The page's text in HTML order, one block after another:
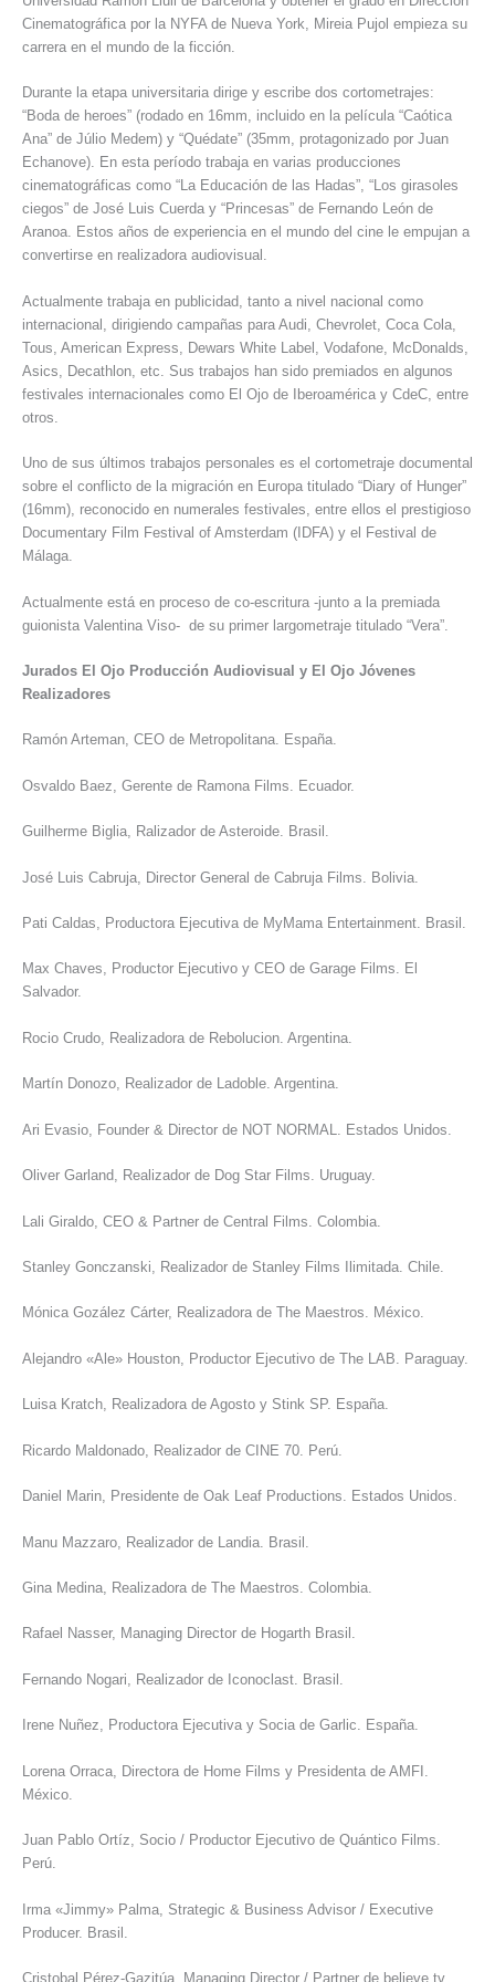
Cinematográfica por la NYFA de Nueva York, Mireia Pujol empieza su
carrera en el mundo de la ficción.
Durante la etapa universitaria dirige y escribe dos cortometrajes:
“Boda de heroes” (rodado en 16mm, incluido en la película “Caótica
Ana” de Júlio Medem) y “Quédate” (35mm, protagonizado por Juan
Echanove). En esta período trabaja en varias producciones
cinematográficas como “La Educación de las Hadas”, “Los girasoles
ciegos” de José Luis Cuerda y “Princesas” de Fernando León de
Aranoa. Estos años de experiencia en el mundo del cine le empujan a
convertirse en realizadora audiovisual.
Actualmente trabaja en publicidad, tanto a nivel nacional como
internacional, dirigiendo campañas para Audi, Chevrolet, Coca Cola,
Tous, American Express, Dewars White Label, Vodafone, McDonalds,
Asics, Decathlon, etc. Sus trabajos han sido premiados en algunos
festivales internacionales como El Ojo de Iberoamérica y CdeC, entre
otros.
Uno de sus últimos trabajos personales es el cortometraje documental
sobre el conflicto de la migración en Europa titulado “Diary of Hunger”
(16mm), reconocido en numerales festivales, entre ellos el prestigioso
Documentary Film Festival of Amsterdam (IDFA) y el Festival de
Málaga.
Actualmente está en proceso de co-escritura -junto a la premiada
guionista Valentina Viso- de su primer largometraje titulado “Vera”.
Jurados El Ojo Producción Audiovisual y El Ojo Jóvenes
Realizadores
Ramón Arteman, CEO de Metropolitana. España.
Osvaldo Baez, Gerente de Ramona Films. Ecuador.
Guilherme Biglia, Ralizador de Asteroide. Brasil.
José Luis Cabruja, Director General de Cabruja Films. Bolivia.
Pati Caldas, Productora Ejecutiva de MyMama Entertainment. Brasil.
Max Chaves, Productor Ejecutivo y CEO de Garage Films. El
Salvador.
Rocio Crudo, Realizadora de Rebolucion. Argentina.
Martín Donozo, Realizador de Ladoble. Argentina.
Ari Evasio, Founder & Director de NOT NORMAL. Estados Unidos.
Oliver Garland, Realizador de Dog Star Films. Uruguay.
Lali Giraldo, CEO & Partner de Central Films. Colombia.
Stanley Gonczanski, Realizador de Stanley Films Ilimitada. Chile.
Mónica Gozález Cárter, Realizadora de The Maestros. México.
Alejandro «Ale» Houston, Productor Ejecutivo de The LAB. Paraguay.
Luisa Kratch, Realizadora de Agosto y Stink SP. España.
Ricardo Maldonado, Realizador de CINE 70. Perú.
Daniel Marin, Presidente de Oak Leaf Productions. Estados Unidos.
Manu Mazzaro, Realizador de Landia. Brasil.
Gina Medina, Realizadora de The Maestros. Colombia.
Rafael Nasser, Managing Director de Hogarth Brasil.
Fernando Nogari, Realizador de Iconoclast. Brasil.
Irene Nuñez, Productora Ejecutiva y Socia de Garlic. España.
Lorena Orraca, Directora de Home Films y Presidenta de AMFI.
México.
Juan Pablo Ortíz, Socio / Productor Ejecutivo de Quántico Films.
Perú.
Irma «Jimmy» Palma, Strategic & Business Advisor / Executive
Producer. Brasil.
Cristobal Pérez-Gazitúa, Managing Director / Partner de believe.tv.